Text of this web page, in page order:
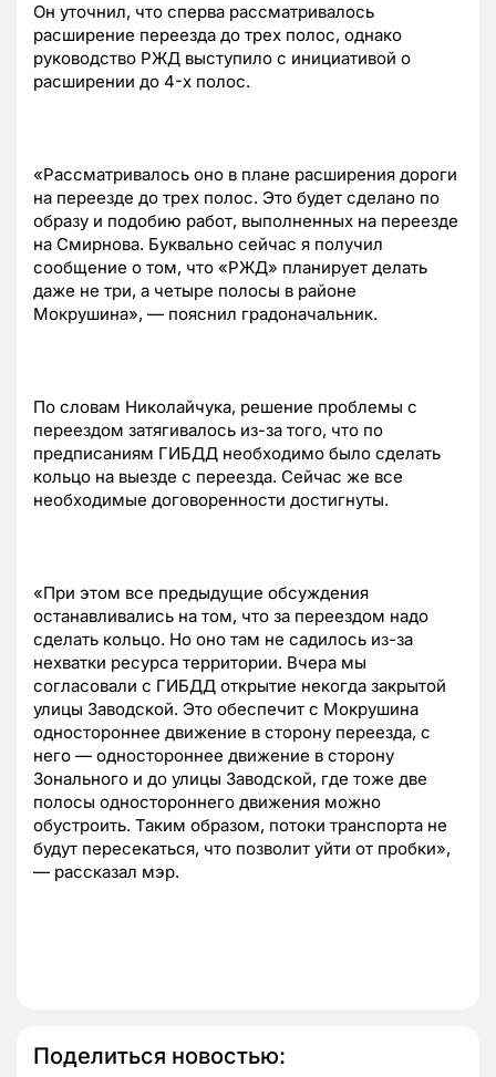
Он уточнил, что сперва рассматривалось
расширение переезда до трех полос, однако
руководство РЖД выступило с инициативой о
расширении до 4-х полос.
«Рассматривалось оно в плане расширения дороги
на переезде до трех полос. Это будет сделано по
образу и подобию работ, выполненных на переезде
на Смирнова. Буквально сейчас я получил
сообщение о том, что «РЖД» планирует делать
даже не три, а четыре полосы в районе
Мокрушина», — пояснил градоначальник.
По словам Николайчука, решение проблемы с
переездом затягивалось из-за того, что по
предписаниям ГИБДД необходимо было сделать
кольцо на выезде с переезда. Сейчас же все
необходимые договоренности достигнуты.
«При этом все предыдущие обсуждения
останавливались на том, что за переездом надо
сделать кольцо. Но оно там не садилось из-за
нехватки ресурса территории. Вчера мы
согласовали с ГИБДД открытие некогда закрытой
улицы Заводской. Это обеспечит с Мокрушина
одностороннее движение в сторону переезда, с
него — одностороннее движение в сторону
Зонального и до улицы Заводской, где тоже две
полосы одностороннего движения можно
обустроить. Таким образом, потоки транспорта не
будут пересекаться, что позволит уйти от пробки»,
— рассказал мэр.
Поделиться новостью: